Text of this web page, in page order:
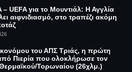
– UEFA για το Μουντιάλ: Η Αγγλία
αιφνιδιασμό, στο τραπέζι ακόμη
του ΑΠΣ Τριάς, η πρώτη
Πιερία που ολοκλήρωσε τον
Τορωναίου (26χλμ.)